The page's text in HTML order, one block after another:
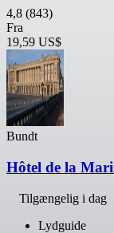
4,8 (843)
Fra
19,59 US$
Bundt
Hôtel de la
Tilgængelig i dag
Lydguide